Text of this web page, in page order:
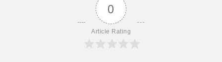
0
Article Rating